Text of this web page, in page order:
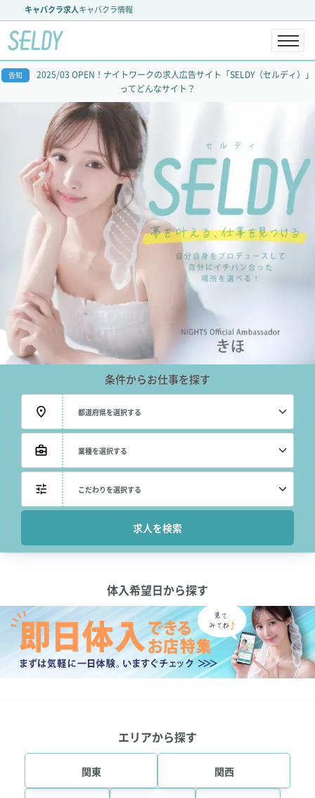
キャバクラ求人キャバクラ情報
告知
2025/03 OPEN！ナイトワークの求人広告サイト「SELDY（セルディ）」
ってどんなサイト？
条件からお仕事を探す
体入希望日から探す
エリアから探す
関東 関西